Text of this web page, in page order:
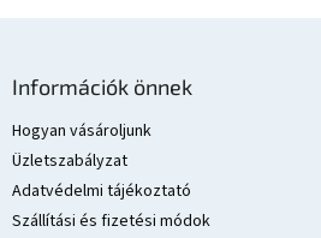
Információk önnek
Hogyan vásároljunk
Üzletszabályzat
Adatvédelmi tájékoztató
Szállítási és fizetési módok